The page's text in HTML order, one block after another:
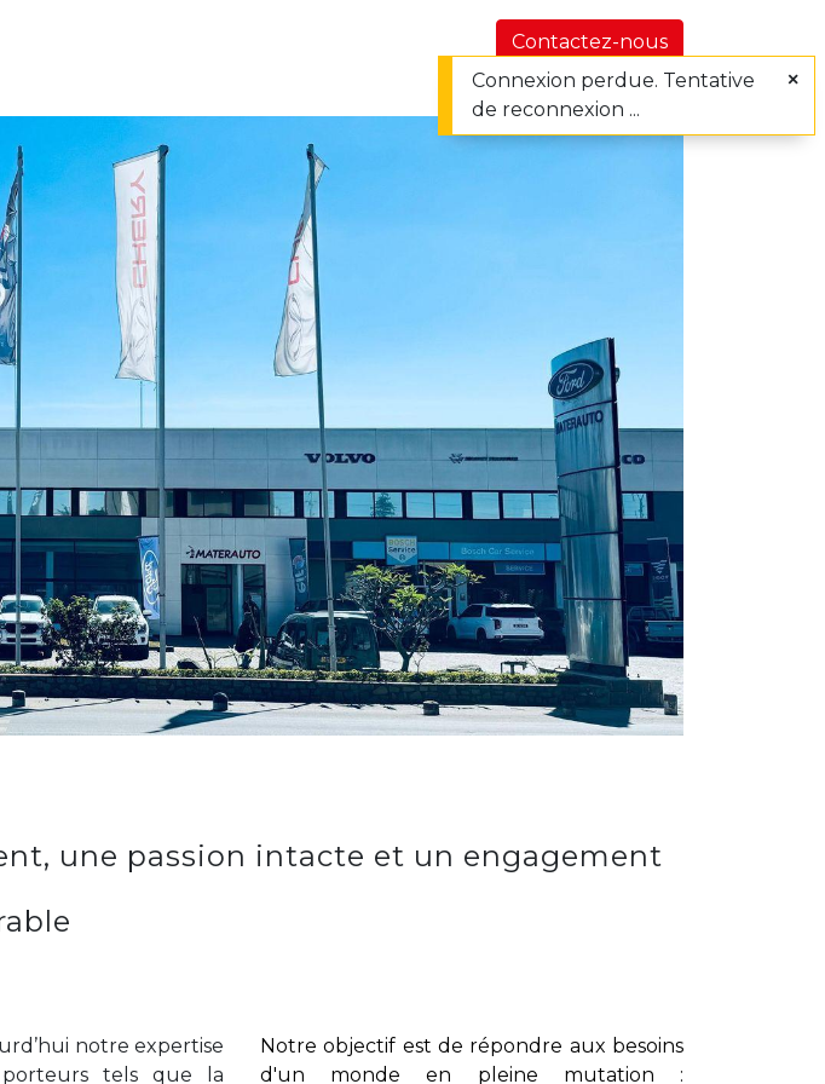
Nos actualités et conseils
Contactez-nous
une passion intacte et un engagement
notre expertise
tels que la
Notre objectif est de répondre aux besoins
d'un monde en pleine mutation :
Connexion perdue. Tentative
de reconnexion ...